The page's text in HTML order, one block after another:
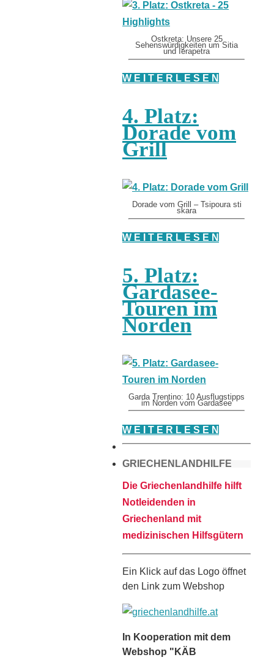
Ostkreta: Unsere 25
Sehenswürdigkeiten um Sitia
und Ierapetra
W E I T E R L E S E N
4. Platz:
Dorade vom
Grill
Dorade vom Grill – Tsipoura sti
skara
W E I T E R L E S E N
5. Platz:
Gardasee-
Touren im
Norden
Garda Trentino: 10 Ausflugstipps
im Norden vom Gardasee
W E I T E R L E S E N
GRIECHENLANDHILFE
Die Griechenlandhilfe hilft
Notleidenden in
Griechenland mit
medizinischen Hilfsgütern
Ein Klick auf das Logo öffnet
den Link zum Webshop
In Kooperation mit dem
Webshop "KÄB